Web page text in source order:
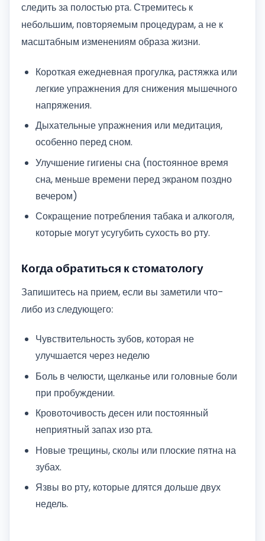
следить за полостью рта. Стремитесь к
небольшим, повторяемым процедурам, а не к
масштабным изменениям образа жизни.
Короткая ежедневная прогулка, растяжка или
легкие упражнения для снижения мышечного
напряжения.
Дыхательные упражнения или медитация,
особенно перед сном.
Улучшение гигиены сна (постоянное время
сна, меньше времени перед экраном поздно
вечером)
Сокращение потребления табака и алкоголя,
которые могут усугубить сухость во рту.
Когда обратиться к стоматологу
Запишитесь на прием, если вы заметили что-
либо из следующего:
Чувствительность зубов, которая не
улучшается через неделю
Боль в челюсти, щелканье или головные боли
при пробуждении.
Кровоточивость десен или постоянный
неприятный запах изо рта.
Новые трещины, сколы или плоские пятна на
зубах.
Язвы во рту, которые длятся дольше двух
недель.